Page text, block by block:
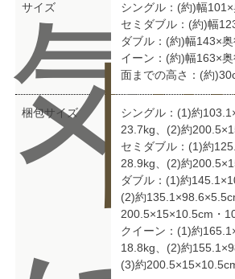
気
サイズ
シングル：(約)幅
セミダブル：(約)幅
ダブル：(約)幅143×
イーン：(約)幅163×
面までの高さ：(約
梱包サイズ
シングル：(1)約
23.7kg、(2)約
セミダブル：(1)約
28.9kg、(2)約
ダブル：(1)約
(2)約
200.5×15×10.5cm・
クイーン：(1)約
18.8kg、(2)約
(3)約